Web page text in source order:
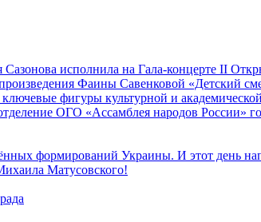
исполнила на Гала-концерте II
Фаины Савенковой
фигуры культурной и
ОГО «Ассамблея народов
формирований Украины. И этот день
Матусовского!